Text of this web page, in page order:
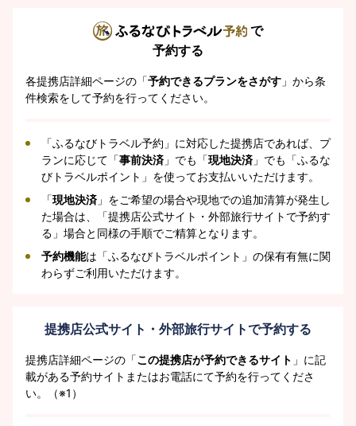
で
予約する
各提携店詳細ページの「予約できるプランをさがす 」から条
件検索をして予約を行ってください。
「ふるなびトラベル予約」に対応した提携店であれば、プ
ランに応じて「事前決済 」でも「現地決済 」でも「ふるな
びトラベルポイント」を使ってお支払いいただけます。
「現地決済 」をご希望の場合や現地での追加清算が発生し
た場合は、「提携店公式サイト・外部旅行サイトで予約す
る」場合と同様の手順でご精算となります。
予約機能は「ふるなびトラベルポイント」の保有有無に関
わらずご利用いただけます。
提携店公式サイト・外部旅行サイトで予約する
提携店詳細ページの「この提携店が予約できるサイト 」に記
載がある予約サイトまたはお電話にて予約を行ってくださ
い。（※1）